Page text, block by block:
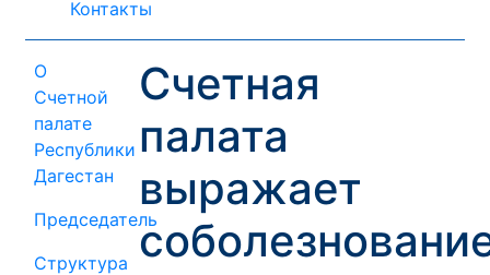
Контакты
О
Счетной
палате
Республики
Дагестан
Председатель
Структура
Счетная
палата
выражает